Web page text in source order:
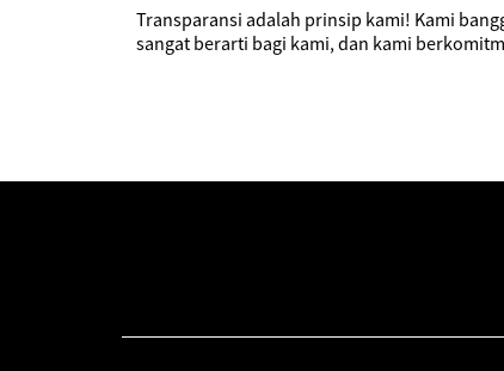
Transparansi adalah prinsip kami! Kami
sangat berarti bagi kami, dan kami